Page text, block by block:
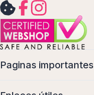
Paginas importantes